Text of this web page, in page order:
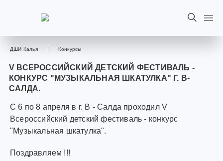
ДШИ Калья Конкурсы
V ВСЕРОССИЙСКИЙ ДЕТСКИЙ ФЕСТИВАЛЬ -
КОНКУРС "МУЗЫКАЛЬНАЯ ШКАТУЛКА" Г. В-
САЛДА.
С 6 по 8 апреля в г. В - Салда проходил V
Всероссийский детский фестиваль - конкурс
"Музыкальная шкатулка".
Поздравляем !!!